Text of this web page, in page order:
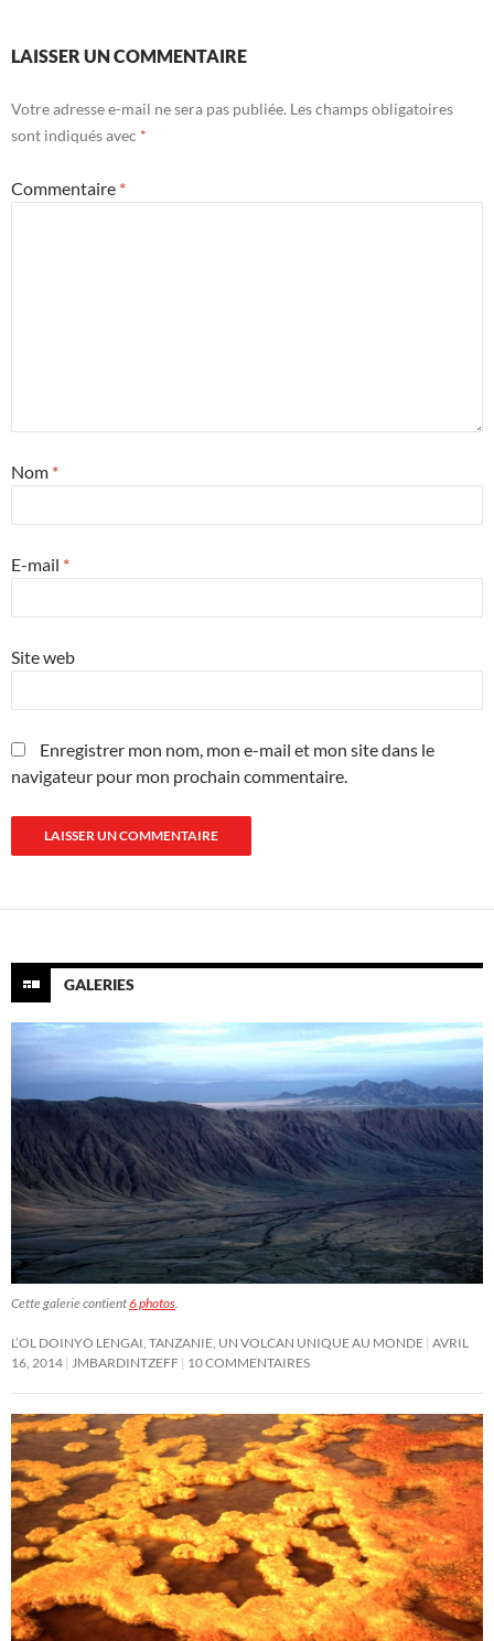
LAISSER UN COMMENTAIRE
Votre adresse e-mail ne sera pas publiée. Les champs obligatoires
sont indiqués avec *
Commentaire *
Nom *
E-mail *
Site web
Enregistrer mon nom, mon e-mail et mon site dans le
navigateur pour mon prochain commentaire.
GALERIES
Cette galerie contient6 photos.
L’OL DOINYO LENGAI, TANZANIE, UN VOLCAN UNIQUE AU MONDE AVRIL
16, 2014 JMBARDINTZEFF 10 COMMENTAIRES